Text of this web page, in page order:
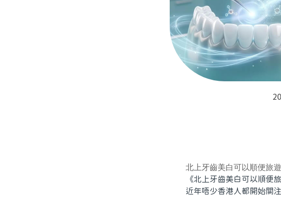
北上牙齒美白可以順便旅
《北上牙齒美白可以順便旅
近年唔少香港人都開始關注